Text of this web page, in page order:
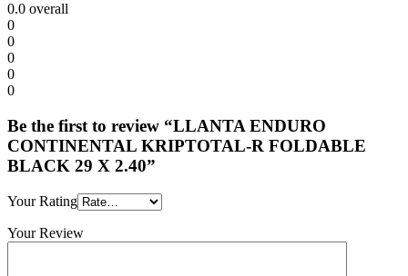
0.0 overall
0
0
0
0
0
Be the first to review “LLANTA ENDURO
CONTINENTAL KRIPTOTAL-R FOLDABLE
BLACK 29 X 2.40”
Your Rating
Your Review